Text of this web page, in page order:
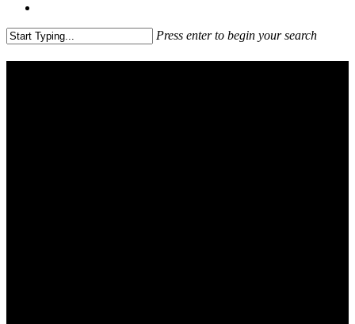
Press enter to begin your search
Search